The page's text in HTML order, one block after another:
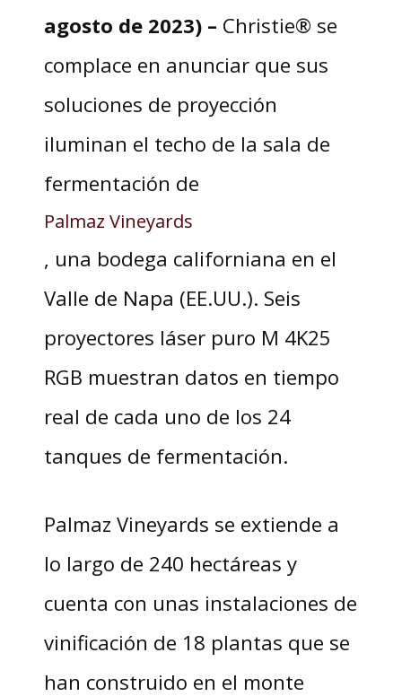
agosto de 2023) – Christie® se
complace en anunciar que sus
soluciones de proyección
iluminan el techo de la sala de
fermentación de
Palmaz Vineyards
, una bodega californiana en el
Valle de Napa (EE.UU.). Seis
proyectores láser puro M 4K25
RGB muestran datos en tiempo
real de cada uno de los 24
tanques de fermentación.
Palmaz Vineyards se extiende a
lo largo de 240 hectáreas y
cuenta con unas instalaciones de
vinificación de 18 plantas que se
han construido en el monte